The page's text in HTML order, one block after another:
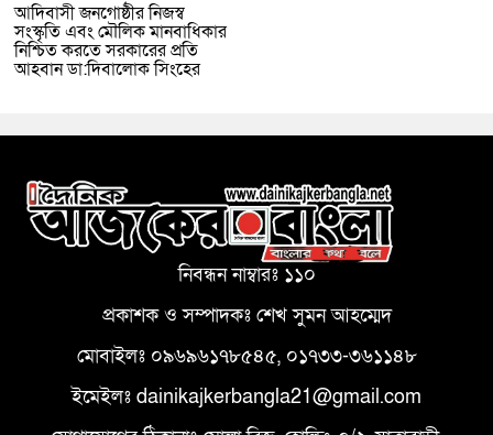
আদিবাসী জনগোষ্ঠীর নিজস্ব
সংস্কৃতি এবং মৌলিক মানবাধিকার
নিশ্চিত করতে সরকারের প্রতি
আহবান ডা:দিবালোক সিংহের
নিবন্ধন নাম্বারঃ ১১০
প্রকাশক ও সম্পাদকঃ শেখ সুমন আহম্মেদ
মোবাইলঃ ০৯৬৯৬১৭৮৫৪৫, ০১৭৩৩-৩৬১১৪৮
ইমেইলঃ dainikajkerbangla21@gmail.com